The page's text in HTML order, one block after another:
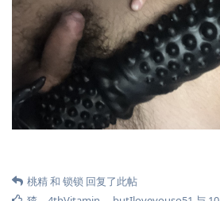
桃精和 锁锁 回复了此帖